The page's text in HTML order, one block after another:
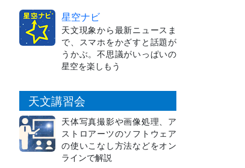
星空ナビ
天文現象から最新ニュースま
で、スマホをかざすと話題が
うかぶ。不思議がいっぱいの
星空を楽しもう
天文講習会
天体写真撮影や画像処理、ア
ストロアーツのソフトウェア
の使いこなし方法などをオン
ラインで解説